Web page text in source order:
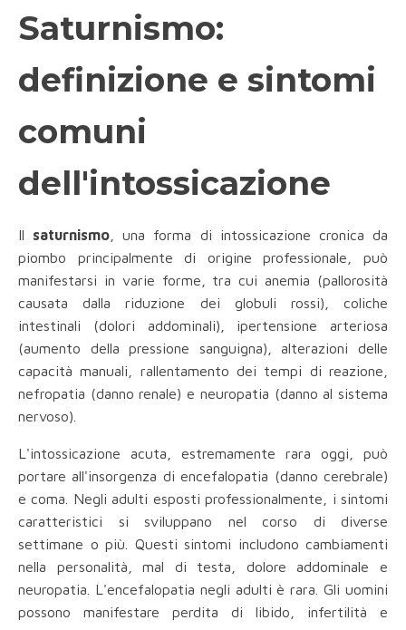
Saturnismo:
definizione e sintomi
comuni
dell'intossicazione
Il saturnismo , una forma di intossicazione cronica da
piombo principalmente di origine professionale, può
manifestarsi in varie forme, tra cui anemia (pallorosità
causata dalla riduzione dei globuli rossi), coliche
intestinali (dolori addominali), ipertensione arteriosa
(aumento della pressione sanguigna), alterazioni delle
capacità manuali, rallentamento dei tempi di reazione,
nefropatia (danno renale) e neuropatia (danno al sistema
nervoso).
L'intossicazione acuta, estremamente rara oggi, può
portare all'insorgenza di encefalopatia (danno cerebrale)
e coma. Negli adulti esposti professionalmente, i sintomi
caratteristici si sviluppano nel corso di diverse
settimane o più. Questi sintomi includono cambiamenti
nella personalità, mal di testa, dolore addominale e
neuropatia. L'encefalopatia negli adulti è rara. Gli uomini
possono manifestare perdita di libido, infertilità e